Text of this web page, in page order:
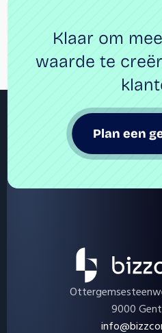
Klaar om
waarde te
Plan een
9000